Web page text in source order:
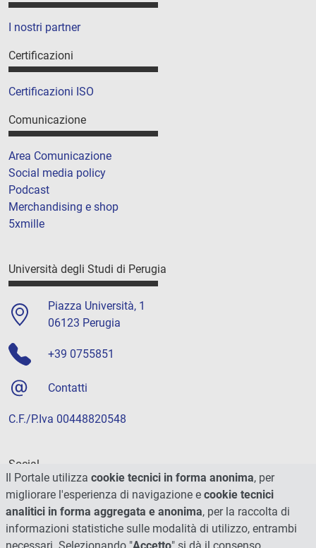
I nostri partner
Certificazioni
Certificazioni ISO
Comunicazione
Area Comunicazione
Social media policy
Podcast
Merchandising e shop
5xmille
Università degli Studi di Perugia
Piazza Università, 1
06123 Perugia
+39 0755851
Contatti
C.F./P.Iva 00448820548
Social
Il Portale utilizza cookie tecnici in forma anonima, per
migliorare l'esperienza di navigazione e cookie tecnici
analitici in forma aggregata e anonima, per la raccolta di
informazioni statistiche sulle modalità di utilizzo, entrambi